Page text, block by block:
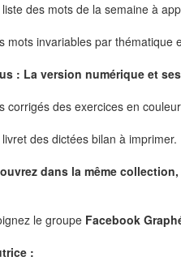
des mots de la semaine à
mots invariables par thématique
: La version numérique et
corrigés des exercices en
des dictées bilan à imprimer.
dans la même
le groupe Facebook
: